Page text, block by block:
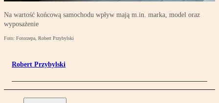
Na wartość końcową samochodu wpływ mają m.in. marka, model oraz
wyposażenie
Foto: Fotorzepa, Robert Przybylski
Robert Przybylski